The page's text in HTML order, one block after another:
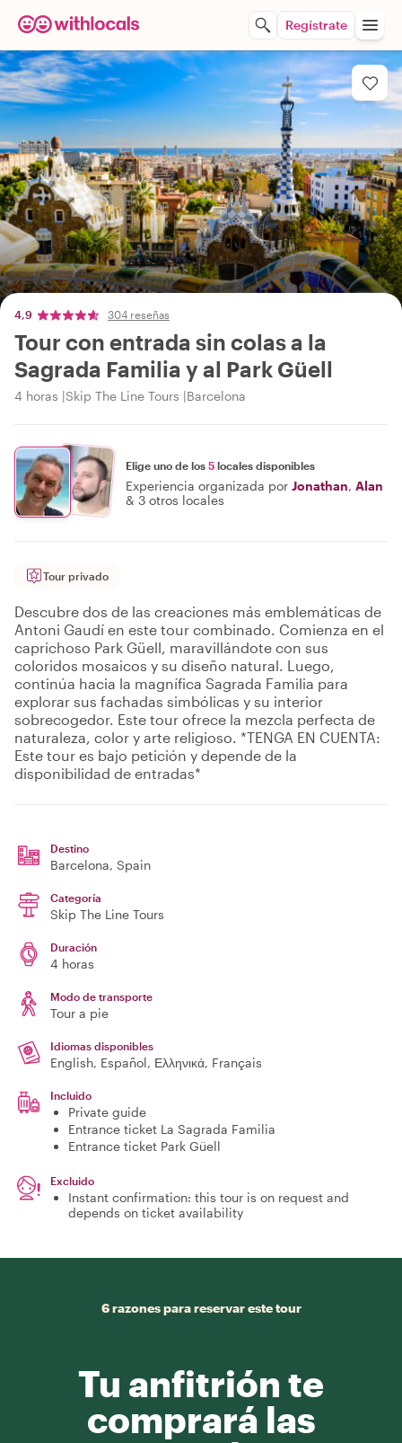
Regístrate
4,9 304 reseñas
Tour con entrada sin colas a la
Sagrada Familia y al Park Güell
4 horas Skip The Line Tours Barcelona
Elige uno de los 5 locales disponibles
Experiencia organizada por Jonathan, Alan
& 3 otros locales
Tour privado
Descubre dos de las creaciones más emblemáticas de
Antoni Gaudí en este tour combinado. Comienza en el
caprichoso Park Güell, maravillándote con sus
coloridos mosaicos y su diseño natural. Luego,
continúa hacia la magnífica Sagrada Familia para
explorar sus fachadas simbólicas y su interior
sobrecogedor. Este tour ofrece la mezcla perfecta de
naturaleza, color y arte religioso. *TENGA EN CUENTA:
Este tour es bajo petición y depende de la
disponibilidad de entradas*
Destino
Barcelona, Spain
Categoría
Skip The Line Tours
Duración
4 horas
Modo de transporte
Tour a pie
Idiomas disponibles
English, Español, Ελληνικά, Français
Incluido
Private guide
Entrance ticket La Sagrada Familia
Entrance ticket Park Güell
Excluido
Instant confirmation: this tour is on request and
depends on ticket availability
6 razones para reservar este tour
Tu anfitrión te
comprará las